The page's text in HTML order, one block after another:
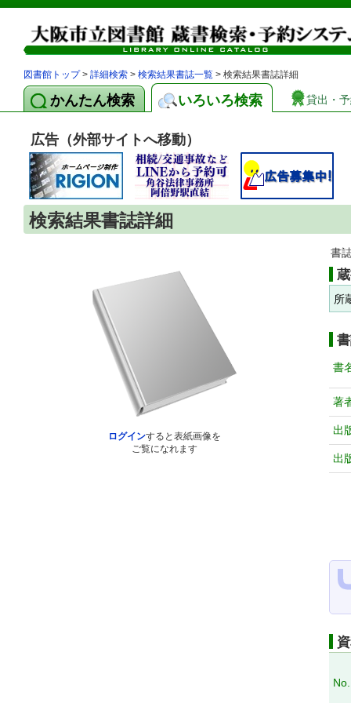
図書館トップ> 詳細検索 > 検索結果書誌一覧 > 検索結果書誌詳細
かんたん検索 いろいろ検索 貸出・
広告（外部サイトへ移動）
検索結果書誌詳細
ログインすると表紙画像を
ご覧になれます
書
所
書
著
出
出
No.